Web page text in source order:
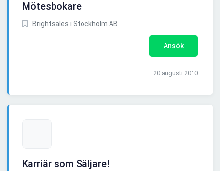
Mötesbokare
Brightsales i Stockholm AB
Ansök
20 augusti 2010
Karriär som Säljare!